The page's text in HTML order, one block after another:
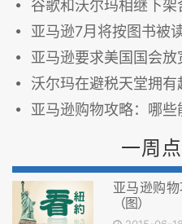
谷歌和沃尔玛相继下架含“
亚马逊7月将按图书被
亚马逊要求美国国会放
沃尔玛在避税天堂拥
亚马逊购物攻略：哪些
一周
亚马逊购
（图）